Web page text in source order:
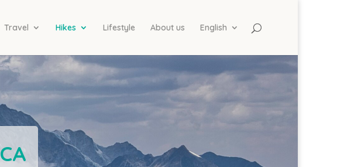
Travel Hikes Lifestyle About us English